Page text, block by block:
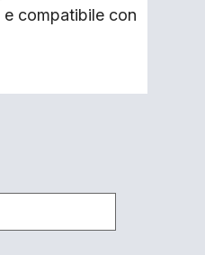
compatibile con